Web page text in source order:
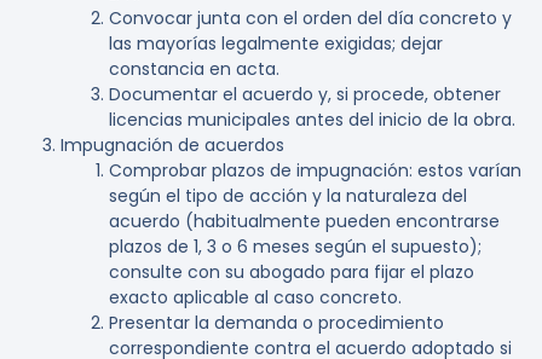
Convocar junta con el orden del día concreto y
las mayorías legalmente exigidas; dejar
constancia en acta.
Documentar el acuerdo y, si procede, obtener
licencias municipales antes del inicio de la obra.
Impugnación de acuerdos
Comprobar plazos de impugnación: estos varían
según el tipo de acción y la naturaleza del
acuerdo (habitualmente pueden encontrarse
plazos de 1, 3 o 6 meses según el supuesto);
consulte con su abogado para fijar el plazo
exacto aplicable al caso concreto.
Presentar la demanda o procedimiento
correspondiente contra el acuerdo adoptado si